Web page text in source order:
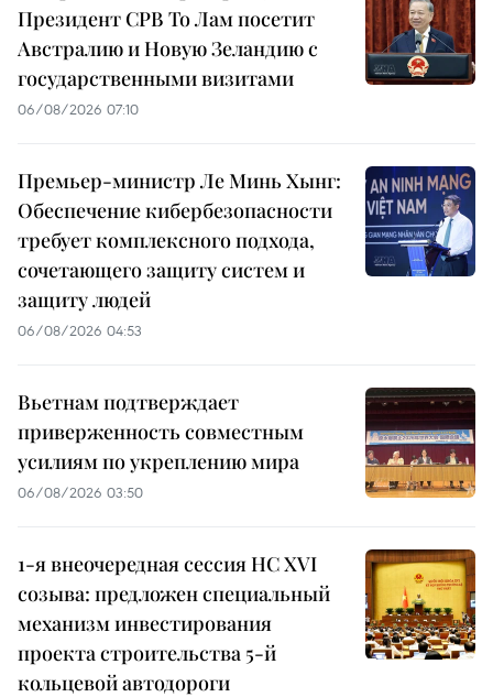
Президент СРВ То Лам посетит
Австралию и Новую Зеландию с
государственными визитами
06/08/2026 07:10
Премьер-министр Ле Минь Хынг:
Обеспечение кибербезопасности
требует комплексного подхода,
сочетающего защиту систем и
защиту людей
06/08/2026 04:53
Вьетнам подтверждает
приверженность совместным
усилиям по укреплению мира
06/08/2026 03:50
1-я внеочередная сессия НС XVI
созыва: предложен специальный
механизм инвестирования
проекта строительства 5-й
кольцевой автодороги